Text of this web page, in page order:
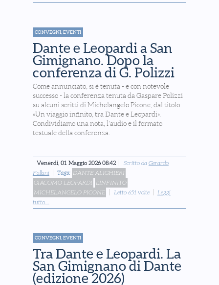
CONVEGNI, EVENTI
Dante e Leopardi a San
Gimignano. Dopo la
conferenza di G. Polizzi
Come annunciato, si è tenuta - e con notevole
successo - la conferenza tenuta da Gaspare Polizzi
su alcuni scritti di Michelangelo Picone, dal titolo
«Un viaggio infinito, tra Dante e Leopardi».
Condividiamo una nota, l'audio e il formato
testuale della conferenza.
Venerdì, 01 Maggio 2026 08:42 Scritto da Gerardo
Fallani
Tags: DANTE ALIGHIERI
GIACOMO LEOPARDI
L'INFINITO
MICHELANGELO PICONE
Letto 651 volte
Leggi
tutto...
CONVEGNI, EVENTI
Tra Dante e Leopardi. La
San Gimignano di Dante
(edizione 2026)